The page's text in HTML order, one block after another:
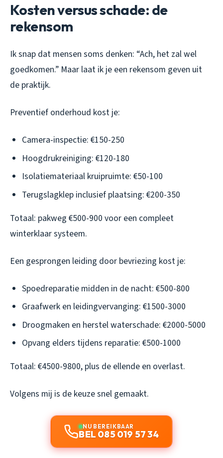
Kosten versus schade: de
rekensom
Ik snap dat mensen soms denken: “Ach, het zal wel
goedkomen.” Maar laat ik je een rekensom geven uit
de praktijk.
Preventief onderhoud kost je:
Camera-inspectie: €150-250
Hoogdrukreiniging: €120-180
Isolatiemateriaal kruipruimte: €50-100
Terugslagklep inclusief plaatsing: €200-350
Totaal: pakweg €500-900 voor een compleet
winterklaar systeem.
Een gesprongen leiding door bevriezing kost je:
Spoedreparatie midden in de nacht: €500-800
Graafwerk en leidingvervanging: €1500-3000
Droogmaken en herstel waterschade: €2000-5000
Opvang elders tijdens reparatie: €500-1000
Totaal: €4500-9800, plus de ellende en overlast.
Volgens mij is de keuze snel gemaakt.
NU BEREIKBAAR
BEL 085 019 57 34